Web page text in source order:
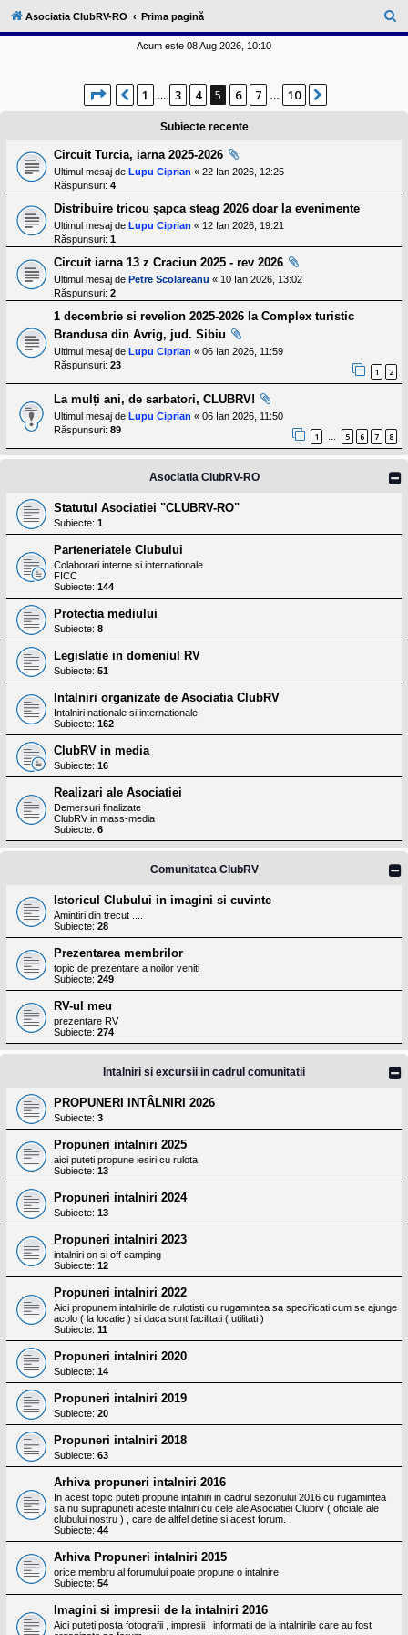
l
u
t
a
t
e
a
p
o
s
e
s
o
o
r
d
r
u
l
o
e
s
u
t
o
u
l
o
e
d
i
n
R
o
m
a
n
i
Asociatia ClubRV-RO Prima pagină
ă
Acum este 08 Aug 2026, 10:10
Pagina din10
Anterior
1 3 4 5 6 7 10
Subiecte recente
Circuit Turcia, iarna 2025-2026
Ultimul mesaj de Lupu Ciprian « 22 Ian 2026, 12:25
Răspunsuri: 4
Distribuire tricou șapca steag 2026 doar la evenimente
Ultimul mesaj de Lupu Ciprian « 12 Ian 2026, 19:21
Răspunsuri: 1
Circuit iarna 13 z Craciun 2025 - rev 2026
Ultimul mesaj de Petre Scolareanu « 10 Ian 2026, 13:02
Răspunsuri: 2
1 decembrie si revelion 2025-2026 la Complex turistic
Brandusa din Avrig, jud. Sibiu
Ultimul mesaj de Lupu Ciprian « 06 Ian 2026, 11:59
Răspunsuri: 23
1 2
La mulți ani, de sarbatori, CLUBRV!
Ultimul mesaj de Lupu Ciprian « 06 Ian 2026, 11:50
Răspunsuri: 89
1 … 5 6 7 8
Asociatia ClubRV-RO
Statutul Asociatiei "CLUBRV-RO"
Subiecte: 1
Parteneriatele Clubului
Colaborari interne si internationale
FICC
Subiecte: 144
Protectia mediului
Subiecte: 8
Legislatie in domeniul RV
Subiecte: 51
Intalniri organizate de Asociatia ClubRV
Intalniri nationale si internationale
Subiecte: 162
ClubRV in media
Subiecte: 16
Realizari ale Asociatiei
Demersuri finalizate
ClubRV in mass-media
Subiecte: 6
Comunitatea ClubRV
Istoricul Clubului in imagini si cuvinte
Amintiri din trecut ....
Subiecte: 28
Prezentarea membrilor
topic de prezentare a noilor veniti
Subiecte: 249
RV-ul meu
prezentare RV
Subiecte: 274
Intalniri si excursii in cadrul comunitatii
PROPUNERI INTÂLNIRI 2026
Subiecte: 3
Propuneri intalniri 2025
aici puteti propune iesiri cu rulota
Subiecte: 13
Propuneri intalniri 2024
Subiecte: 13
Propuneri intalniri 2023
intalniri on si off camping
Subiecte: 12
Propuneri intalniri 2022
Aici propunem intalnirile de rulotisti cu rugamintea sa specificati cum se ajunge
acolo ( la locatie ) si daca sunt facilitati ( utilitati )
Subiecte: 11
Propuneri intalniri 2020
Subiecte: 14
Propuneri intalniri 2019
Subiecte: 20
Propuneri intalniri 2018
Subiecte: 63
Arhiva propuneri intalniri 2016
In acest topic puteti propune intalniri in cadrul sezonului 2016 cu rugamintea
sa nu suprapuneti aceste intalniri cu cele ale Asociatiei Clubrv ( oficiale ale
clubului nostru ) , care de altfel detine si acest forum.
Subiecte: 44
Arhiva Propuneri intalniri 2015
orice membru al forumului poate propune o intalnire
Subiecte: 54
Imagini si impresii de la intalniri 2016
Aici puteti posta fotografii , impresii , informatii de la intalnirile care au fost